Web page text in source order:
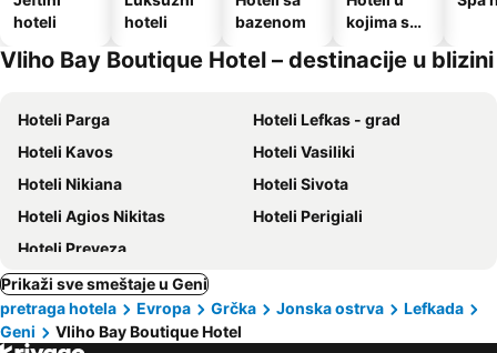
hoteli
hoteli
bazenom
kojima su
kućni
Vliho Bay Boutique Hotel – destinacije u blizini
Hoteli Parga
Hoteli Lefkas - grad
Hoteli Kavos
Hoteli Vasiliki
Hoteli Nikiana
Hoteli Sivota
Hoteli Agios Nikitas
Hoteli Perigiali
Hoteli Preveza
Prikaži sve smeštaje u Geni
pretraga hotela
Evropa Grčka Jonska ostrva
Lefkada
Geni
Vliho Bay Boutique Hotel